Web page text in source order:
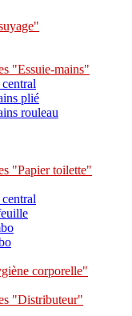
"Essuie-mains"
plié
rouleau
"Papier toilette"
corporelle"
"Distributeur"